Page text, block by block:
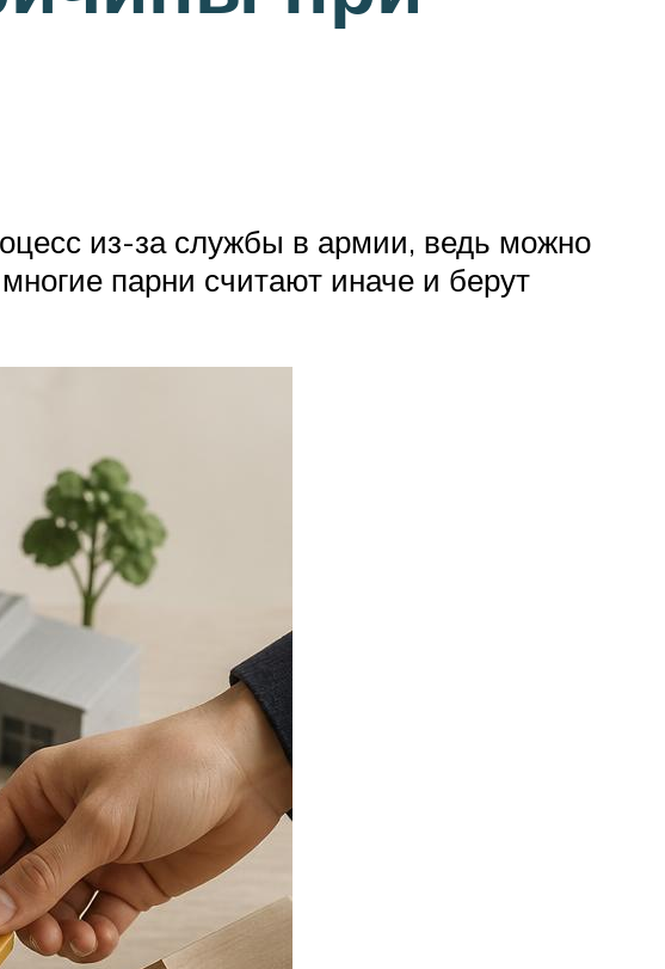
из-за службы в армии, ведь можно
парни считают иначе и берут